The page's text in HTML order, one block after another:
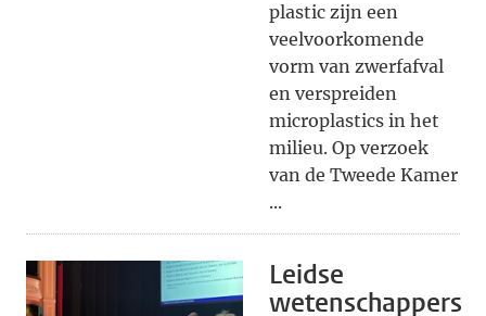
plastic zijn een
veelvoorkomende
vorm van zwerfafval
en verspreiden
microplastics in het
milieu. Op verzoek
van de Tweede Kamer
...
Leidse
wetenschappers